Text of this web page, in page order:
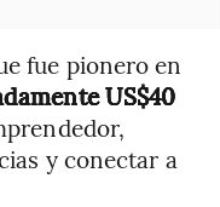
fue pionero en
US$40
y conectar a